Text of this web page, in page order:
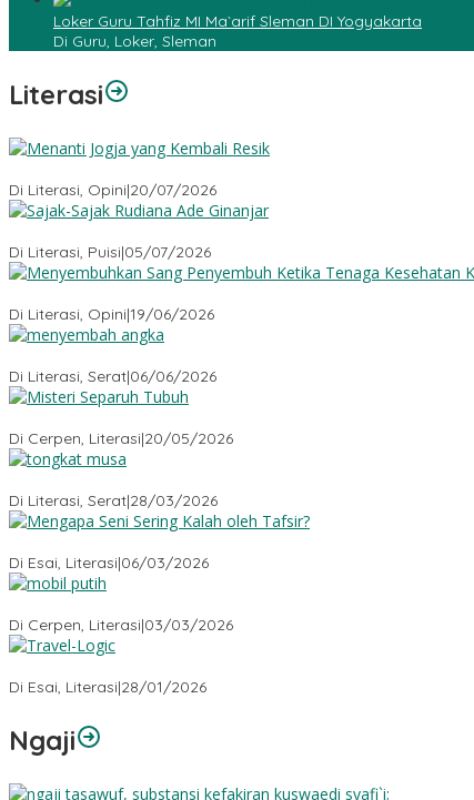
Loker Guru Tahfiz MI Ma`arif Sleman DI Yogyakarta
Di Guru, Loker, Sleman
Literasi
Di Literasi, Opini|20/07/2026
Di Literasi, Puisi|05/07/2026
Di Literasi, Opini|19/06/2026
Di Literasi, Serat|06/06/2026
Di Cerpen, Literasi|20/05/2026
Di Literasi, Serat|28/03/2026
Di Esai, Literasi|06/03/2026
Di Cerpen, Literasi|03/03/2026
Di Esai, Literasi|28/01/2026
Ngaji